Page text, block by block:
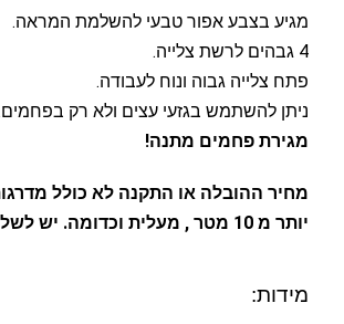
מגיע בצבע אפור טבעי להשלמת המראה.
4 גבהים לרשת צלייה.
פתח צלייה גבוה ונוח לעבודה.
ניתן להשתמש בגזעי עצים ולא רק
מגירת פחמים מתנה!
מחיר ההובלה או התקנה לא כולל
יותר מ 10 מטר , מעלית וכדומה. יש לשלוח סרטון גישה
מידות: